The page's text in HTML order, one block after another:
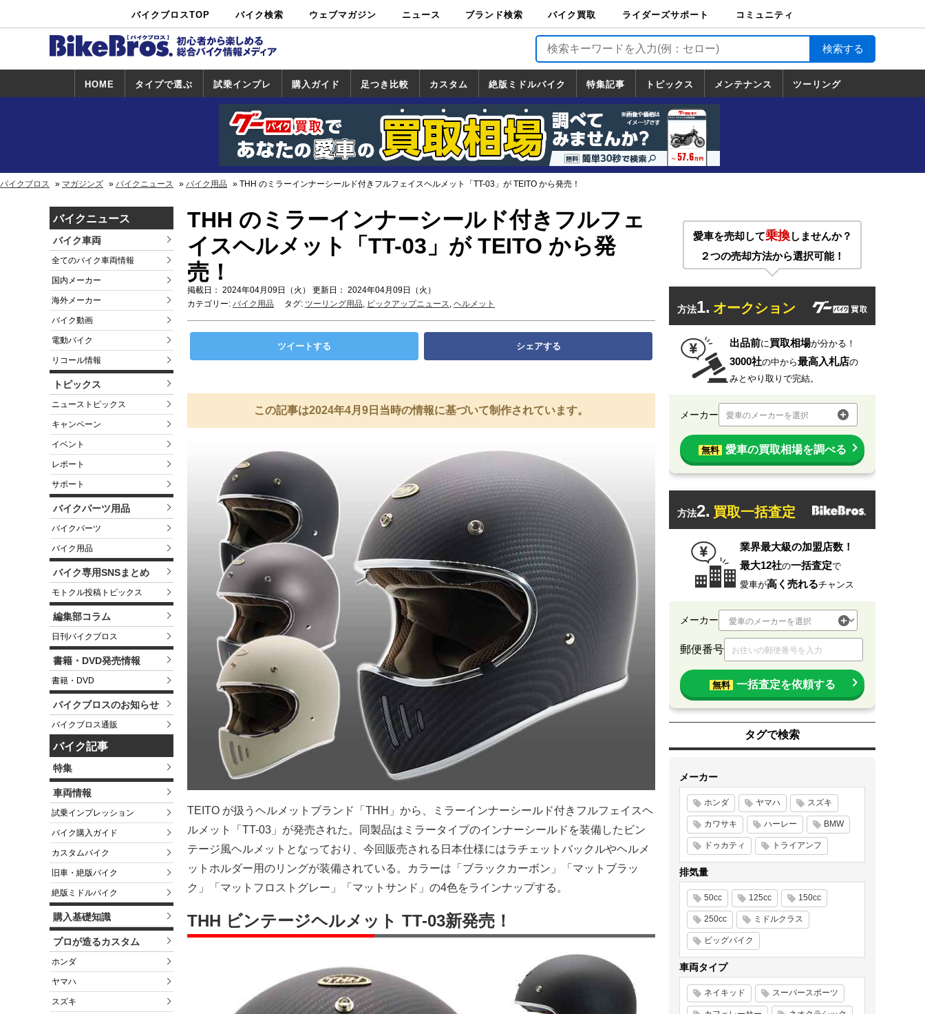
バイクブロスTOP バイク検索
中古バイ
ク・新車検
カタログ検
索
ショップ検
索
ウェブマガジン ニュース ブランド検索 バイク買取
バイク買取
ライダーズサポート
ライダーズサポート
TOP
バイク輸送
バイクガレージライ
フ
バイク車両保険
ロードサービス
バイク試乗
コミュニティ
HOME タイプで選ぶ 試乗インプレ
試乗インプレ
一覧
ホンダ
ヤマハ
スズキ
カワサキ
ハーレー
BMW
トライアンフ
ドゥカティ
購入ガイド
一覧
足つき比較 カスタム
カスタム
一覧
ホンダ
ヤマハ
スズキ
カワサキ
絶版ミドルバイク
絶版ミドルバイク
一覧
ホンダ
ヤマハ
スズキ
カワサキ
特集記事 トピックス
トピックス
一覧
ホンダ
ヤマハ
スズキ
カワサキ
ハーレーダ
ビッドソン
BMW
ドゥカティ
トライアン
フ
メンテナンス ツーリング
道の駅調査隊
ツーリング情報局
日本の道50選
国道めぐり
林道ツーリング
バイクブロス マガジンズ バイクニュース バイク用品 THH のミラーインナーシールド付きフルフェイスヘルメット「TT-03」が TEITO から発売！
バイクニュース
バイク車両
全てのバイク車両情報
国内メーカー
海外メーカー
バイク動画
電動バイク
リコール情報
トピックス
ニューストピックス
キャンペーン
イベント
レポート
サポート
バイクパーツ用品
バイクパーツ
バイク用品
バイク専用SNSまとめ
モトクル投稿トピックス
編集部コラム
日刊バイクブロス
書籍・DVD発売情報
書籍・DVD
バイクブロスのお知らせ
バイクブロス通販
バイク記事
特集
車両情報
試乗インプレッション
バイク購入ガイド
カスタムバイク
旧車・絶版バイク
絶版ミドルバイク
購入基礎知識
プロが造るカスタム
ホンダ
ヤマハ
スズキ
THH のミラーインナーシールド付きフルフェ
イスヘルメット「TT-03」が TEITO から発
売！
掲載日： 2024年04月09日（火） 更新日： 2024年04月09日（火）
カテゴリー: バイク用品 タグ: ツーリング用品, ピックアップニュース, ヘルメット
ツイートする シェアする
この記事は2024年4月9日当時の情報に基づいて制作されています。
TEITO が扱うヘルメットブランド「THH」から、ミラーインナーシールド付きフルフェイスヘ
ルメット「TT-03」が発売された。同製品はミラータイプのインナーシールドを装備したビン
テージ風ヘルメットとなっており、今回販売される日本仕様にはラチェットバックルやヘルメ
ットホルダー用のリングが装備されている。カラーは「ブラックカーボン」「マットブラッ
ク」「マットフロストグレー」「マットサンド」の4色をラインナップする。
THH ビンテージヘルメット TT-03新発売！
愛車を売却して乗換しませんか？
２つの売却方法から選択可能！
方法1. オークション
出品前に買取相場が分かる！
3000社の中から最高入札店の
みとやり取りで完結。
メーカー 愛車のメーカーを選択
無料 愛車の買取相場を調べる
方法2. 買取一括査定
業界最大級の加盟店数！
最大12社の一括査定で
愛車が高く売れるチャンス
メーカー
郵便番号
無料 一括査定を依頼する
タグで検索
メーカー
ホンダ ヤマハ スズキ
カワサキ ハーレー BMW
ドゥカティ トライアンフ
排気量
50cc 125cc 150cc
250cc ミドルクラス
ビッグバイク
車両タイプ
ネイキッド スーパースポーツ